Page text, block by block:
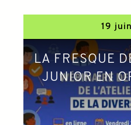
19
LA FRESQUE
JUNIOR EN